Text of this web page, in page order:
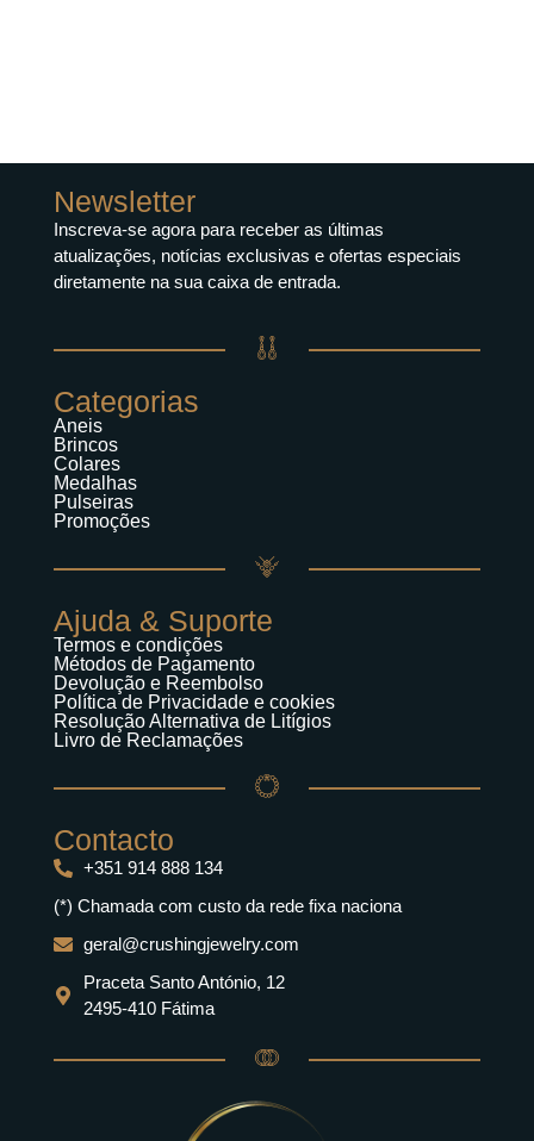
Newsletter
Inscreva-se agora para receber as últimas
atualizações, notícias exclusivas e ofertas especiais
diretamente na sua caixa de entrada.
Categorias
Aneis
Brincos
Colares
Medalhas
Pulseiras
Promoções
Ajuda & Suporte
Termos e condições
Métodos de Pagamento
Devolução e Reembolso
Política de Privacidade e cookies
Resolução Alternativa de Litígios
Livro de Reclamações
Contacto
+351 914 888 134
(*) Chamada com custo da rede fixa naciona
geral@crushingjewelry.com
Praceta Santo António, 12
2495-410 Fátima